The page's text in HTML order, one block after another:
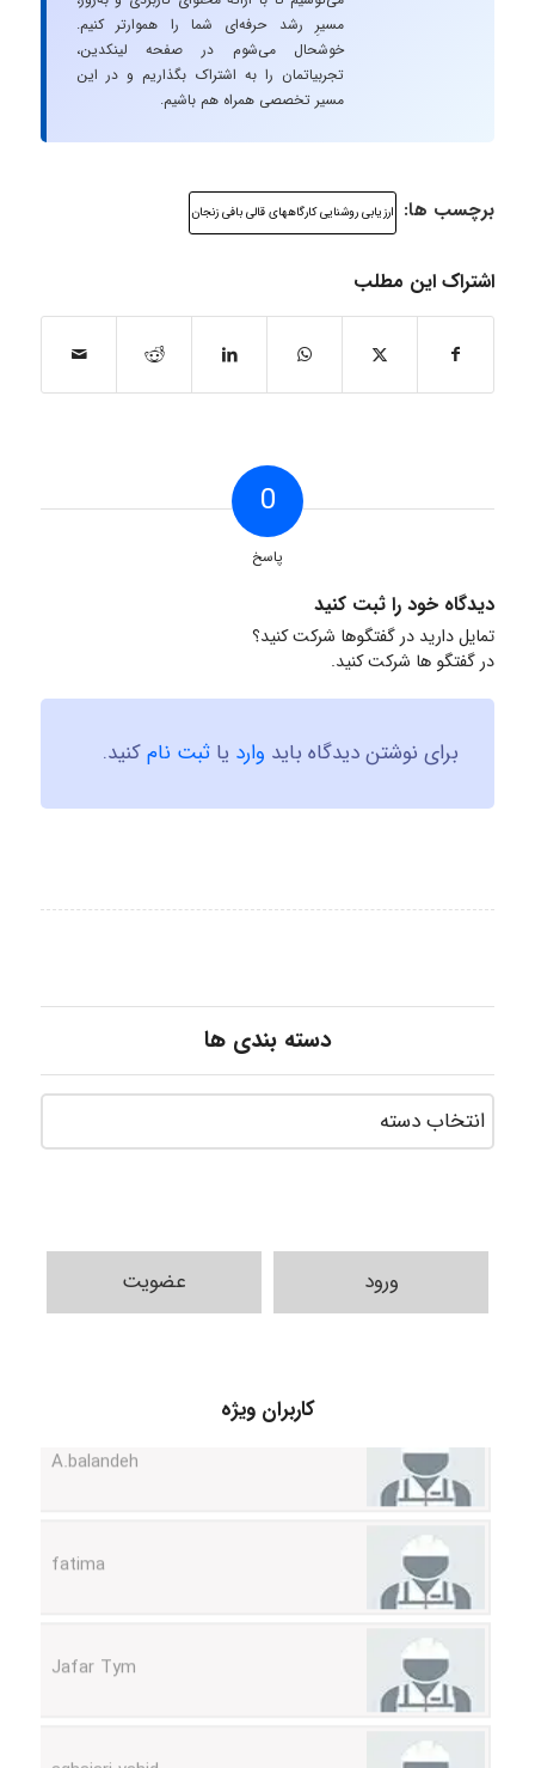
مسیرِ رشد حرفه‌ای شما را هموارتر کنیم.
خوشحال می‌شوم در صفحه لینکدین،
تجربیاتمان را به اشتراک بگذاریم و در این
مسیر تخصصی همراه هم باشیم.
برچسب ها: ارزیابی روشنایی کارگاههای قالی بافی زنجان
اشتراک این مطلب
0
پاسخ
دیدگاه خود را ثبت کنید
تمایل دارید در گفتگوها شرکت کنید؟
در گفتگو ها شرکت کنید.
برای نوشتن دیدگاه باید وارد یا ثبت نامکنید.
دسته بندی ها
ورود عضویت
کاربران ویژه